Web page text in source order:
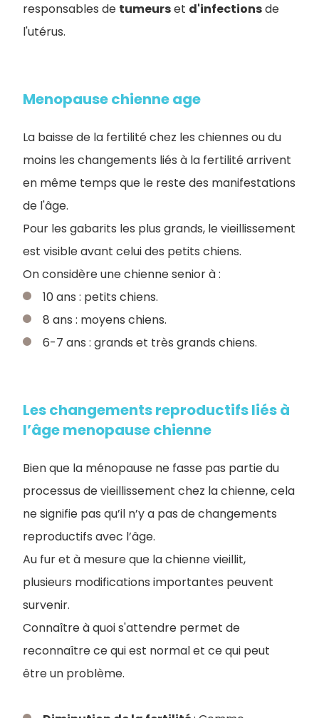
responsables de tumeurset d'infectionsde
l'utérus.
Menopause chienne age
La baisse de la fertilité chez les chiennes ou du
moins les changements liés à la fertilité arrivent
en même temps que le reste des manifestations
de l'âge.
Pour les gabarits les plus grands, le vieillissement
est visible avant celui des petits chiens.
On considère une chienne senior à :
10 ans : petits chiens.
8 ans : moyens chiens.
6-7 ans : grands et très grands chiens.
Les changements reproductifs liés à
l’âge menopause chienne
Bien que la ménopause ne fasse pas partie du
processus de vieillissement chez la chienne, cela
ne signifie pas qu’il n’y a pas de changements
reproductifs avec l’âge.
Au fur et à mesure que la chienne vieillit,
plusieurs modifications importantes peuvent
survenir.
Connaître à quoi s'attendre permet de
reconnaître ce qui est normal et ce qui peut
être un problème.